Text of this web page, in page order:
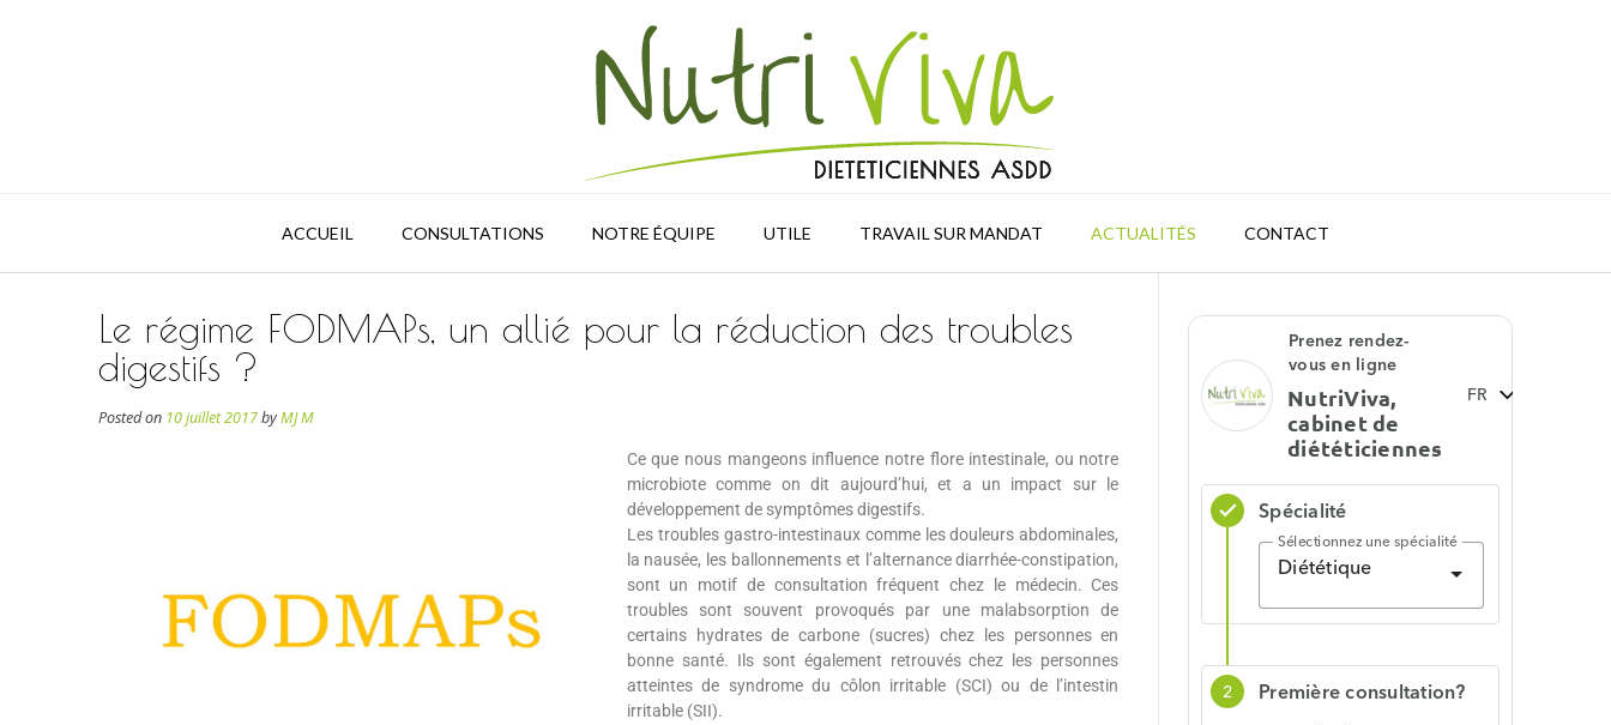
ACCUEIL CONSULTATIONS NOTRE ÉQUIPE UTILE TRAVAIL SUR MANDAT ACTUALITÉS CONTACT
Le régime FODMAPs, un allié pour la réduction des troubles
digestifs ?
Posted on 10 juillet 2017byMJ M
Ce que nous mangeons influence notre flore intestinale, ou notre
microbiote comme on dit aujourd’hui, et a un impact sur le
développement de symptômes digestifs.
Les troubles gastro-intestinaux comme les douleurs abdominales,
la nausée, les ballonnements et l’alternance diarrhée-constipation,
sont un motif de consultation fréquent chez le médecin. Ces
troubles sont souvent provoqués par une malabsorption de
certains hydrates de carbone (sucres) chez les personnes en
bonne santé. Ils sont également retrouvés chez les personnes
atteintes de syndrome du côlon irritable (SCI) ou de l’intestin
irritable (SII).